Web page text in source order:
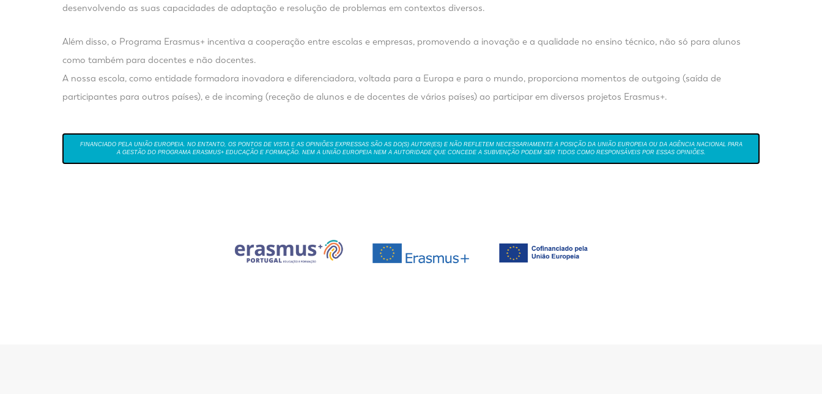
desenvolvendo as suas capacidades de adaptação e resolução de problemas em contextos diversos.
Além disso, o Programa Erasmus+ incentiva a cooperação entre escolas e empresas, promovendo a inovação e a qualidade no ensino técnico, não só para alunos
como também para docentes e não docentes.
A nossa escola, como entidade formadora inovadora e diferenciadora, voltada para a Europa e para o mundo, proporciona momentos de outgoing (saída de
participantes para outros países), e de incoming (receção de alunos e de docentes de vários países) ao participar em diversos projetos Erasmus+.
FINANCIADO PELA UNIÃO EUROPEIA. NO ENTANTO, OS PONTOS DE VISTA E AS OPINIÕES EXPRESSAS SÃO AS DO(S) AUTOR(ES) E NÃO REFLETEM NECESSARIAMENTE A POSIÇÃO DA UNIÃO EUROPEIA OU DA AGÊNCIA NACIONAL PARA
A GESTÃO DO PROGRAMA ERASMUS+ EDUCAÇÃO E FORMAÇÃO. NEM A UNIÃO EUROPEIA NEM A AUTORIDADE QUE CONCEDE A SUBVENÇÃO PODEM SER TIDOS COMO RESPONSÁVEIS POR ESSAS OPINIÕES.